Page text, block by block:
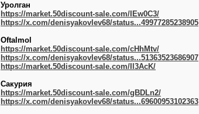
Уролган
https://market.50discount-sale.com/IEw0C3/
https://x.com/denisyakovlev68/status...49977285238905
Oftalmol
https://market.50discount-sale.com/cHhMtv/
https://x.com/denisyakovlev68/status...51363523686907
https://market.50discount-sale.com/Il3AcK/
Сакурия
https://market.50discount-sale.com/gBDLn2/
https://x.com/denisyakovlev68/status...69600953102363